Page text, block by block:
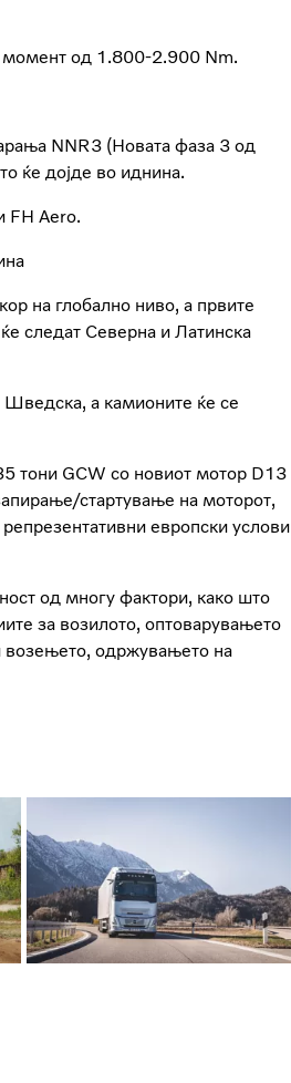
од 1.800-2.900 Nm.
NNR3 (Новата фаза 3 од
ќе дојде во иднина.
FH Aero.
на глобално ниво, а првите
следат Северна и Латинска
а камионите ќе се
тони GCW со новиот мотор D13
стартување на моторот,
европски услови
од многу фактори, како што
за возилото, оптоварувањето
возењето, одржувањето на